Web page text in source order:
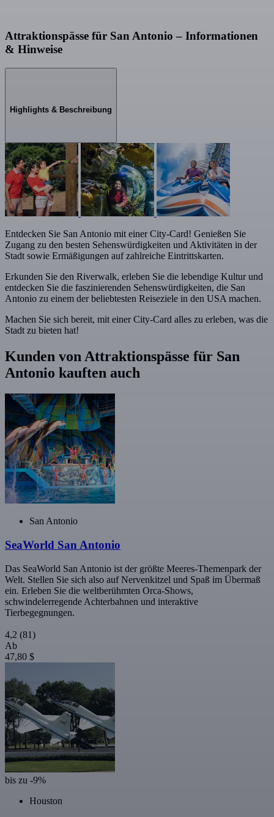
Attraktionspässe für San Antonio – Informationen
& Hinweise
Highlights & Beschreibung
Entdecken Sie San Antonio mit einer City-Card! Genießen Sie
Zugang zu den besten Sehenswürdigkeiten und Aktivitäten in der
Stadt sowie Ermäßigungen auf zahlreiche Eintrittskarten.
Erkunden Sie den Riverwalk, erleben Sie die lebendige Kultur und
entdecken Sie die faszinierenden Sehenswürdigkeiten, die San
Antonio zu einem der beliebtesten Reiseziele in den USA machen.
Machen Sie sich bereit, mit einer City-Card alles zu erleben, was die
Stadt zu bieten hat!
Kunden von Attraktionspässe für San
Antonio kauften auch
San Antonio
SeaWorld San Antonio
Das SeaWorld San Antonio ist der größte Meeres-Themenpark der
Welt. Stellen Sie sich also auf Nervenkitzel und Spaß im Übermaß
ein. Erleben Sie die weltberühmten Orca-Shows,
schwindelerregende Achterbahnen und interaktive
Tierbegegnungen.
4,2 (81)
Ab
47,80 $
bis zu -9%
Houston